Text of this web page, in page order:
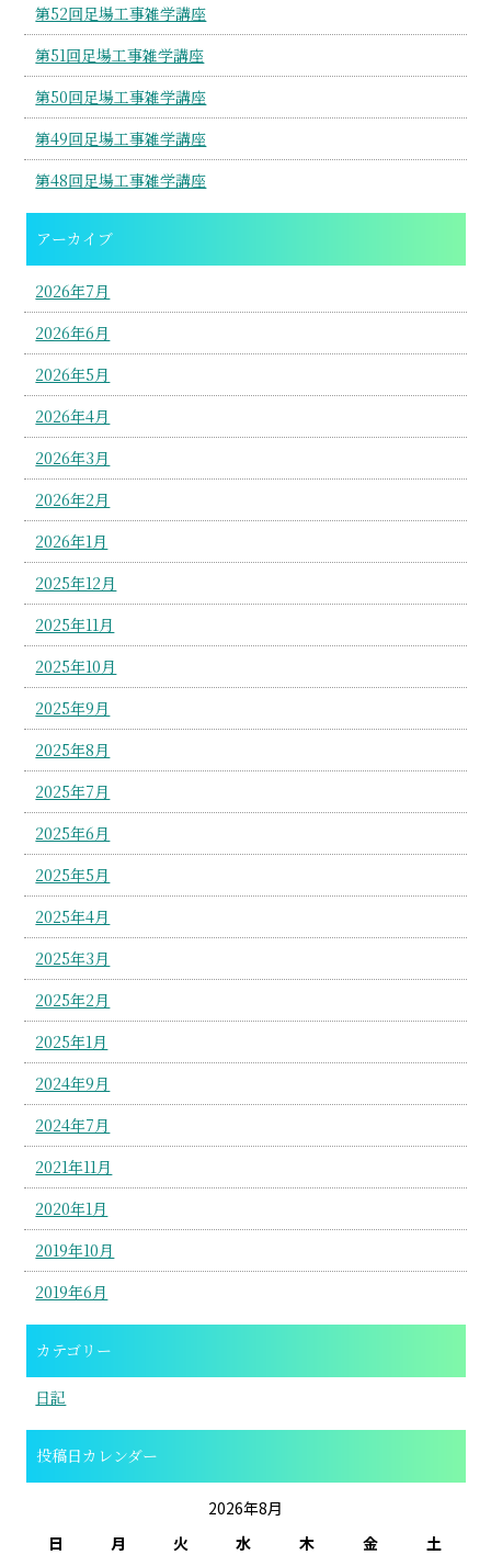
第52回足場工事雑学講座
第51回足場工事雑学講座
第50回足場工事雑学講座
第49回足場工事雑学講座
第48回足場工事雑学講座
アーカイブ
2026年7月
2026年6月
2026年5月
2026年4月
2026年3月
2026年2月
2026年1月
2025年12月
2025年11月
2025年10月
2025年9月
2025年8月
2025年7月
2025年6月
2025年5月
2025年4月
2025年3月
2025年2月
2025年1月
2024年9月
2024年7月
2021年11月
2020年1月
2019年10月
2019年6月
カテゴリー
日記
投稿日カレンダー
2026年8月
日
月 火 水 木 金
土